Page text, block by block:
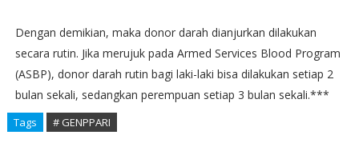
Dengan demikian, maka donor darah dianjurkan dilakukan
secara rutin. Jika merujuk pada Armed Services Blood Program
(ASBP), donor darah rutin bagi laki-laki bisa dilakukan setiap 2
bulan sekali, sedangkan perempuan setiap 3 bulan sekali.***
Tags # GENPPARI